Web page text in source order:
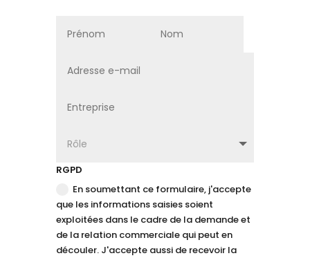
RGPD
En soumettant ce formulaire, j'accepte
que les informations saisies soient
exploitées dans le cadre de la demande et
de la relation commerciale qui peut en
découler. J'accepte aussi de recevoir la